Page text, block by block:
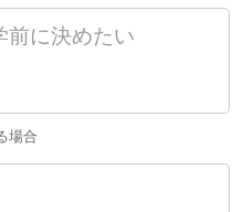
場合